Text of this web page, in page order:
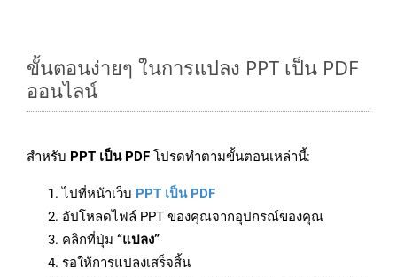
ขั้นตอนง่ายๆ ในการแปลง PPT เป็น PDF
ออนไลน์
สำหรับ PPT เป็น PDF โปรดทำตามขั้นตอนเหล่านี้:
ไปที่หน้าเว็บ PPT เป็น PDF
อัปโหลดไฟล์ PPT ของคุณจากอุปกรณ์ของคุณ
คลิกที่ปุ่ม “แปลง”
รอให้การแปลงเสร็จสิ้น